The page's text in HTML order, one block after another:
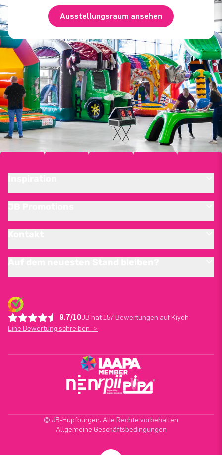
Ausstellungsraum ansehen
9.7/10JB hat 157 Bewertungen auf Kiyoh
Eine Bewertung schreiben ->
© JB-Hüpfburgen. Alle Rechte vorbehalten
Allgemeine Geschäftsbedingungen